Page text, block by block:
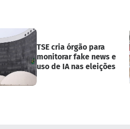
TSE cria órgão para
monitorar fake news e
uso de IA nas eleições